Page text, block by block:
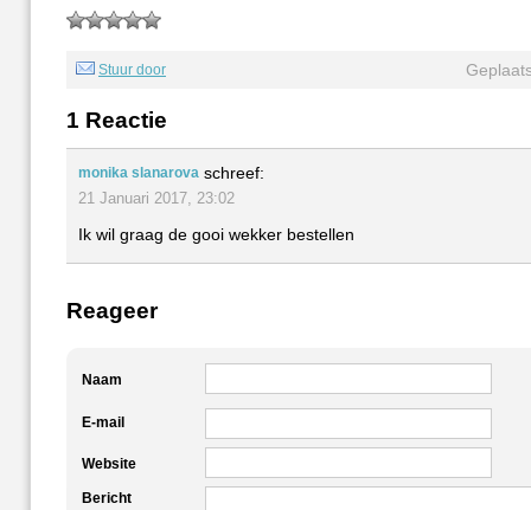
Stuur door
1 Reactie
monika slanarova schreef:
21 Januari 2017, 23:02
Ik wil graag de gooi wekker bestellen
Reageer
Naam
E-mail
Website
Bericht